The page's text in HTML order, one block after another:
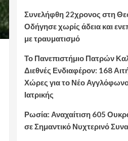
Συνελήφθη 22χρονος στη
Οδήγησε χωρίς άδεια και
με τραυματισμό
Το Πανεπιστήμιο Πατρών
Διεθνές Ενδιαφέρον: 168
Χώρες για το Νέο
Ιατρικής
Ρωσία: Αναχαίτιση 605
σε Σημαντικό Νυχτερινό